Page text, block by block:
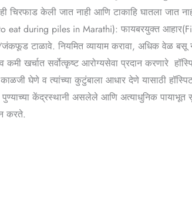
केली जात नाही आणि टाकाहि घातला जात
eat during piles in Marathi): फायबरयुक्त
टाळावे. नियमित व्यायाम करावा, अधिक वेळ बसू
खर्चात सर्वोत्कृष्ट आरोग्यसेवा प्रदान करणारे
घेणे व त्यांच्या कुटुंबाला आधार देणे यासाठी
केंद्रस्थानी असलेले आणि अत्याधुनिक पायाभूत
करते.